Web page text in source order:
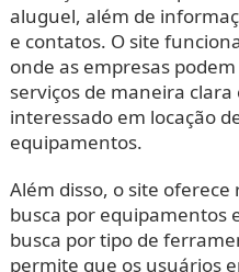
aluguel, além de
e contatos. O site
onde as empresas
serviços de maneira
interessado em locação
equipamentos.
Além disso, o site
busca por equipamentos
busca por tipo de
permite que os usuários